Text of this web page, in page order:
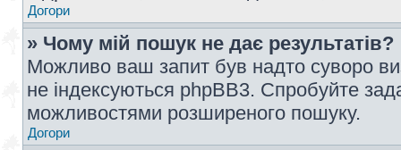
Догори
» Чому мій пошук не дає результатів?
Можливо ваш запит був надто суворо
не індексуються phpBB3. Спробуйте
можливостями розширеного пошуку.
Догори